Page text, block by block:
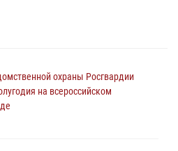
охраны Росгвардии
на всероссийском